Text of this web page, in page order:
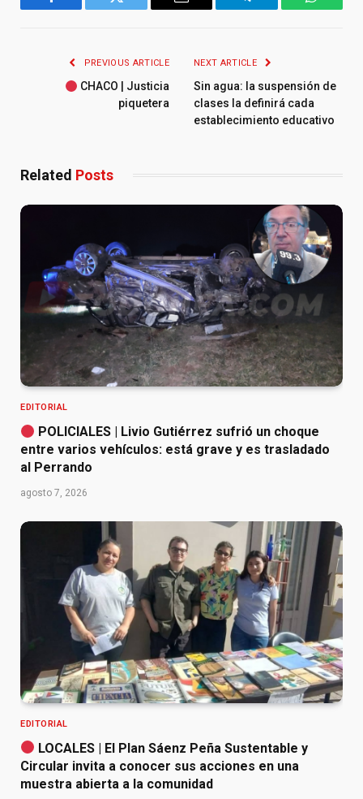
Facebook Twitter Email Telegram
PREVIOUS ARTICLE
CHACO | Justicia
piquetera
NEXT ARTICLE
Sin agua: la suspensión de
clases la definirá cada
establecimiento educativo
Related Posts
EDITORIAL
POLICIALES | Livio Gutiérrez sufrió un choque
entre varios vehículos: está grave y es trasladado
al Perrando
agosto 7, 2026
EDITORIAL
LOCALES | El Plan Sáenz Peña Sustentable y
Circular invita a conocer sus acciones en una
muestra abierta a la comunidad